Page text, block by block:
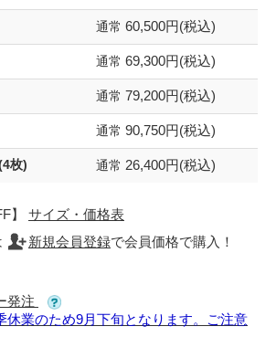
通常 60,500円(税込)
通常 69,300円(税込)
通常 79,200円(税込)
通常 90,750円(税込)
枚) 通常 26,400円(税込)
】 サイズ・価格表
新規会員登録で会員価格で購入！
発注
休業のため9月下旬となります。ご注意